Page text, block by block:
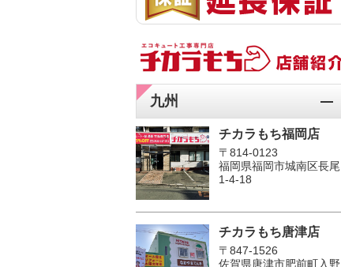
九州
チカラもち福岡店
〒814-0123
福岡県福岡市城南区長尾
1‐4‐18
チカラもち唐津店
〒847-1526
佐賀県唐津市肥前町入野